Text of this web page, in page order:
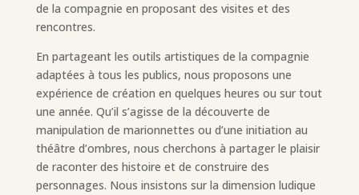
de la compagnie en proposant des visites et des
rencontres.
En partageant les outils artistiques de la compagnie
adaptées à tous les publics, nous proposons une
expérience de création en quelques heures ou sur tout
une année. Qu’il s’agisse de la découverte de
manipulation de marionnettes ou d’une initiation au
théâtre d’ombres, nous cherchons à partager le plaisir
de raconter des histoire et de construire des
personnages. Nous insistons sur la dimension ludique